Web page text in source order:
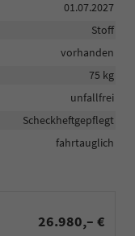
26.980,– €
01.07.2027
Stoff
vorhanden
75 kg
unfallfrei
Scheckheftgepflegt
fahrtauglich